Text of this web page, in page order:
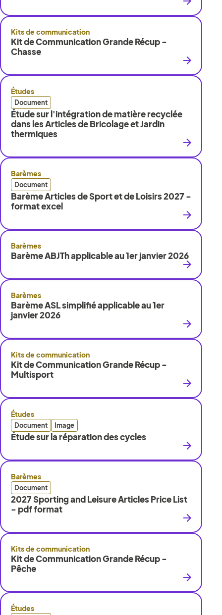
Kits de communication
Kit de Communication Grande Récup -
Chasse
Études
Document
Étude sur l'intégration de matière recyclée
dans les Articles de Bricolage et Jardin
thermiques
Barèmes
Document
Barème Articles de Sport et de Loisirs 2027 -
format excel
Barèmes
Barème ABJTh applicable au 1er janvier 2026
Barèmes
Barème ASL simplifié applicable au 1er
janvier 2026
Kits de communication
Kit de Communication Grande Récup -
Multisport
Études
Document Image
Étude sur la réparation des cycles
Barèmes
Document
2027 Sporting and Leisure Articles Price List
- pdf format
Kits de communication
Kit de Communication Grande Récup -
Pêche
Études